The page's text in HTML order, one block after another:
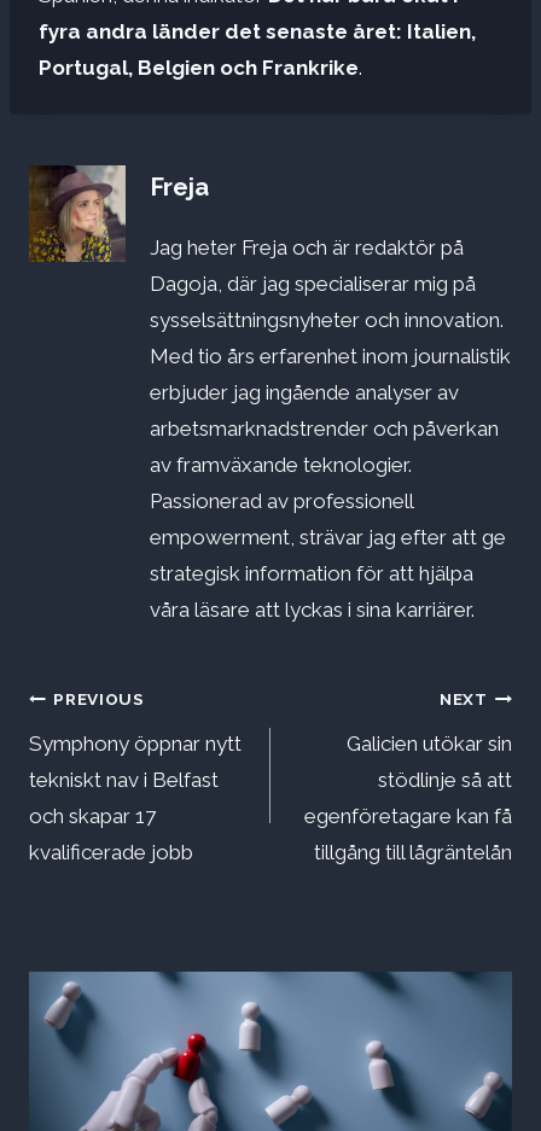
fyra andra länder det senaste året: Italien,
Portugal, Belgien och Frankrike.
Freja
Jag heter Freja och är redaktör på
Dagoja, där jag specialiserar mig på
sysselsättningsnyheter och innovation.
Med tio års erfarenhet inom journalistik
erbjuder jag ingående analyser av
arbetsmarknadstrender och påverkan
av framväxande teknologier.
Passionerad av professionell
empowerment, strävar jag efter att ge
strategisk information för att hjälpa
våra läsare att lyckas i sina karriärer.
Inläggsnavigering
PREVIOUS
Symphony öppnar nytt
tekniskt nav i Belfast
och skapar 17
kvalificerade jobb
NEXT
Galicien utökar sin
stödlinje så att
egenföretagare kan få
tillgång till lågräntelån